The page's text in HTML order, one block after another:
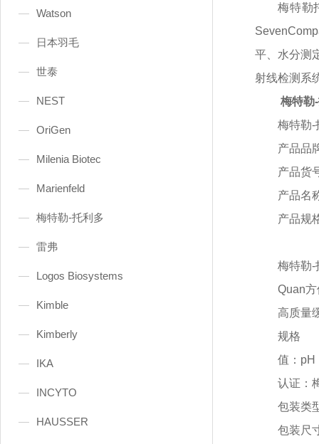
Watson
日本羽毛
世泰
NEST
OriGen
Milenia Biotec
Marienfeld
梅特勒-托利多
雷弗
Logos Biosystems
Kimble
Kimberly
IKA
INCYTO
HAUSSER
梅特勒
平、水分测
射线检测系
梅特勒
梅特勒-
产品品
产品货
产品名
产品规
梅特勒-
Quan方
高质量
规格
值： pH
认证：
包装类
包装尺